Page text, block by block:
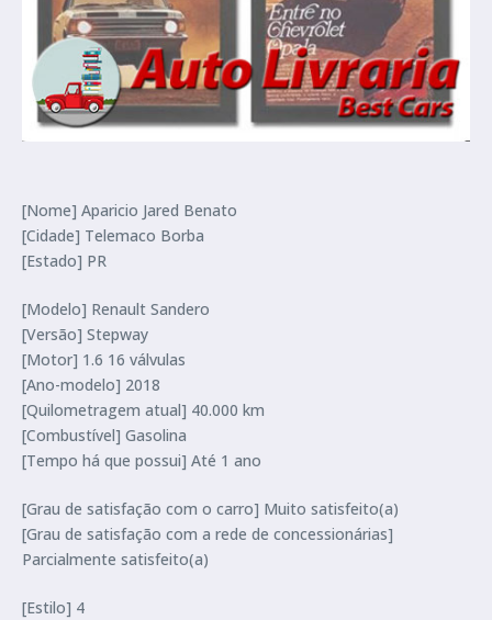
[Nome] Aparicio Jared Benato
[Cidade] Telemaco Borba
[Estado] PR
[Modelo] Renault Sandero
[Versão] Stepway
[Motor] 1.6 16 válvulas
[Ano-modelo] 2018
[Quilometragem atual] 40.000 km
[Combustível] Gasolina
[Tempo há que possui] Até 1 ano
[Grau de satisfação com o carro] Muito satisfeito(a)
[Grau de satisfação com a rede de concessionárias]
Parcialmente satisfeito(a)
[Estilo] 4